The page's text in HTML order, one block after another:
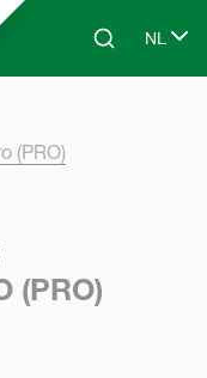
contentSearchNL
Select
(PRO)
(PRO)